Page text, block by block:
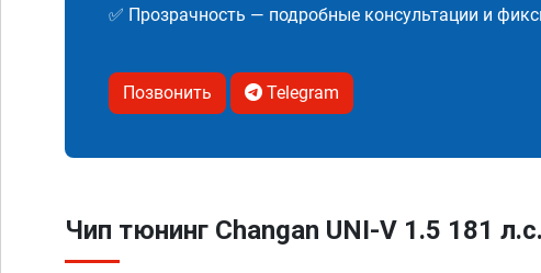
✅ Прозрачность — подробные консультации и
Позвонить Telegram
Чип тюнинг Changan UNI-V 1.5 181